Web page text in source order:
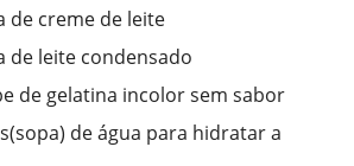
de creme de leite
de leite condensado
de gelatina incolor sem sabor
de água para hidratar a